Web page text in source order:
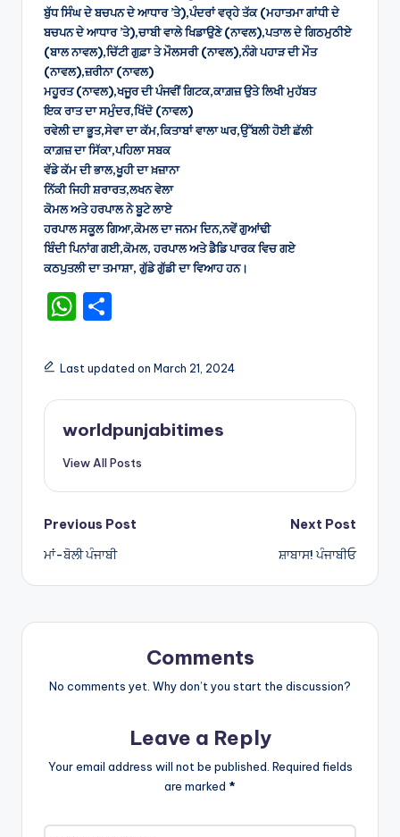
ਬੁੱਧ ਸਿੰਘ ਦੇ ਬਚਪਨ ਦੇ ਆਧਾਰ ’ਤੇ),ਪੰਦਰਾਂ ਵਰ੍ਹੇ ਤੱਕ (ਮਹਾਤਮਾ ਗਾਂਧੀ ਦੇ
ਬਚਪਨ ਦੇ ਆਧਾਰ ’ਤੇ),ਚਾਬੀ ਵਾਲੇ ਖਿਡਾਉਣੇ (ਨਾਵਲ),ਪਤਾਲ ਦੇ ਗਿਠਮੁਠੀਏ
(ਬਾਲ ਨਾਵਲ),ਚਿੱਟੀ ਗੁਫ਼ਾ ਤੇ ਮੌਲਸਰੀ (ਨਾਵਲ),ਨੰਗੇ ਪਹਾੜ ਦੀ ਮੌਤ
(ਨਾਵਲ),ਜ਼ਰੀਨਾ (ਨਾਵਲ)
ਮਹੂਰਤ (ਨਾਵਲ),ਖਜੂਰ ਦੀ ਪੰਜਵੀਂ ਗਿਟਕ,ਕਾਗ਼ਜ਼ ਉਤੇ ਲਿਖੀ ਮੁਹੱਬਤ
ਇਕ ਰਾਤ ਦਾ ਸਮੁੰਦਰ,ਖਿੱਦੋ (ਨਾਵਲ)
ਰਵੇਲੀ ਦਾ ਭੂਤ,ਸੇਵਾ ਦਾ ਕੱਮ,ਕਿਤਾਬਾਂ ਵਾਲਾ ਘਰ,ਉੱਬਲੀ ਹੋਈ ਛੱਲੀ
ਕਾਗ਼ਜ਼ ਦਾ ਸਿੱਕਾ,ਪਹਿਲਾ ਸਬਕ
ਵੱਡੇ ਕੱਮ ਦੀ ਭਾਲ,ਖੂਹੀ ਦਾ ਖ਼ਜ਼ਾਨਾ
ਨਿੱਕੀ ਜਿਹੀ ਸ਼ਰਾਰਤ,ਲਖਨ ਵੇਲਾ
ਕੋਮਲ ਅਤੇ ਹਰਪਾਲ ਨੇ ਬੂਟੇ ਲਾਏ
ਹਰਪਾਲ ਸਕੂਲ ਗਿਆ,ਕੋਮਲ ਦਾ ਜਨਮ ਦਿਨ,ਨਵੇਂ ਗੁਆਂਢੀ
ਬਿੰਦੀ ਪਿਨਾਂਗ ਗਈ,ਕੋਮਲ, ਹਰਪਾਲ ਅਤੇ ਡੈਡਿ ਪਾਰਕ ਵਿਚ ਗਏ
ਕਠਪੁਤਲੀ ਦਾ ਤਮਾਸ਼ਾ, ਗੁੱਡੇ ਗੁੱਡੀ ਦਾ ਵਿਆਹ ਹਨ।
W
a
ts
A
p
ar
e
Last updated on March 21, 2024
worldpunjabitimes
View All Posts
Post
navigation
Previous Post
ਮਾਂ-ਬੋਲੀ ਪੰਜਾਬੀ
Next Post
ਸ਼ਾਬਾਸ! ਪੰਜਾਬੀਓ
Comments
No comments yet. Why don’t you start the discussion?
Leave a Reply
Your email address will not be published. Required fields
are marked *